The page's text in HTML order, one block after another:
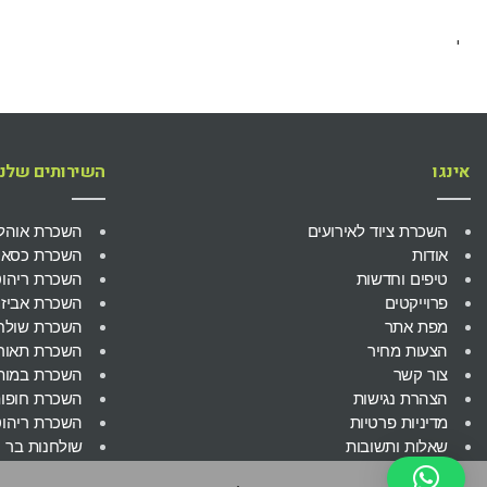
'
אינגו
השכרת ציוד לאירועים
אודות
טיפים וחדשות
פרוייקטים
מפת אתר
הצעות מחיר
צור קשר
הצהרת נגישות
מדיניות פרטיות
שאלות ותשובות
השירותים
השכרת
השכרת
השכרת
השכרת
השכרת
השכרת
השכרת
השכרת
השכרת
שולחנות בר